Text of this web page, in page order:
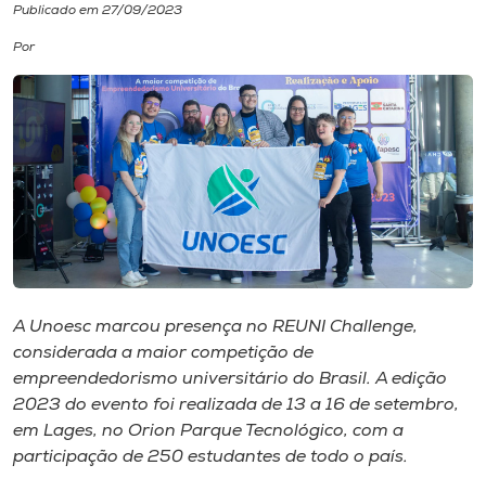
I.nova
Diplomados
Cultura
CPA
Rádio
Publicado em 27/09/2023
Por
A Unoesc marcou presença no REUNI Challenge,
considerada a maior competição de
empreendedorismo universitário do Brasil. A edição
2023 do evento foi realizada de 13 a 16 de setembro,
em Lages, no Orion Parque Tecnológico, com a
participação de 250 estudantes de todo o país.